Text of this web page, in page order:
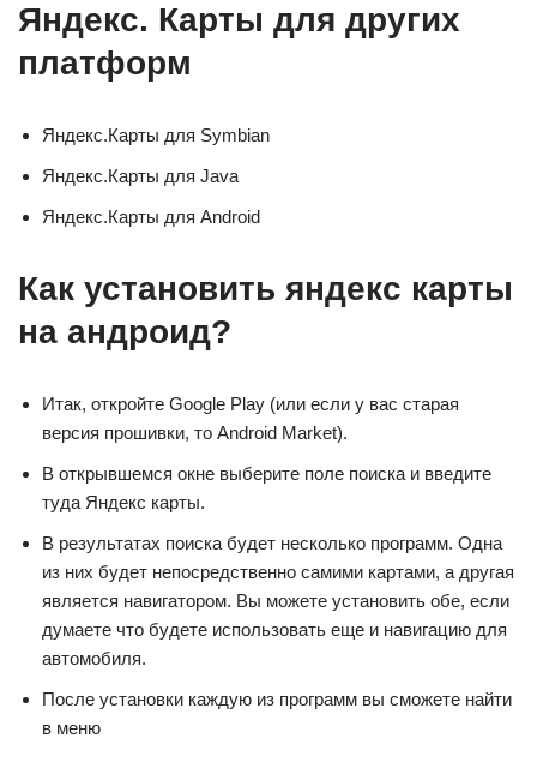
Яндекс. Карты для других
платформ
Яндекс.Карты для Symbian
Яндекс.Карты для Java
Яндекс.Карты для Android
Как установить яндекс карты
на андроид?
Итак, откройте Google Play (или если у вас старая
версия прошивки, то Android Market).
В открывшемся окне выберите поле поиска и введите
туда Яндекс карты.
В результатах поиска будет несколько программ. Одна
из них будет непосредственно самими картами, а другая
является навигатором. Вы можете установить обе, если
думаете что будете использовать еще и навигацию для
автомобиля.
После установки каждую из программ вы сможете найти
в меню